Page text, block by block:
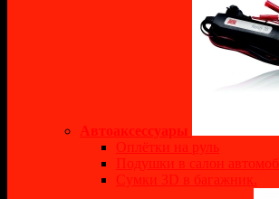
Автоаксессуары
Оплётки на руль
Подушки в салон автомоб
Сумки 3D в багажник.